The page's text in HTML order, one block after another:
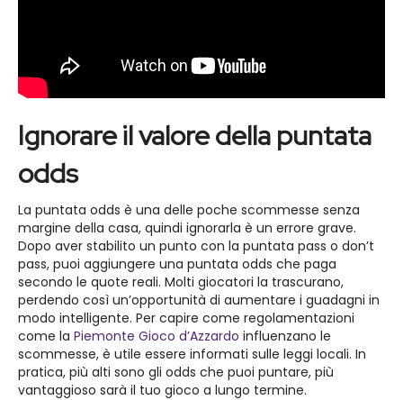
Ignorare il valore della puntata
odds
La puntata odds è una delle poche scommesse senza
margine della casa, quindi ignorarla è un errore grave.
Dopo aver stabilito un punto con la puntata pass o don’t
pass, puoi aggiungere una puntata odds che paga
secondo le quote reali. Molti giocatori la trascurano,
perdendo così un’opportunità di aumentare i guadagni in
modo intelligente. Per capire come regolamentazioni
come la Piemonte Gioco d’Azzardo influenzano le
scommesse, è utile essere informati sulle leggi locali. In
pratica, più alti sono gli odds che puoi puntare, più
vantaggioso sarà il tuo gioco a lungo termine.